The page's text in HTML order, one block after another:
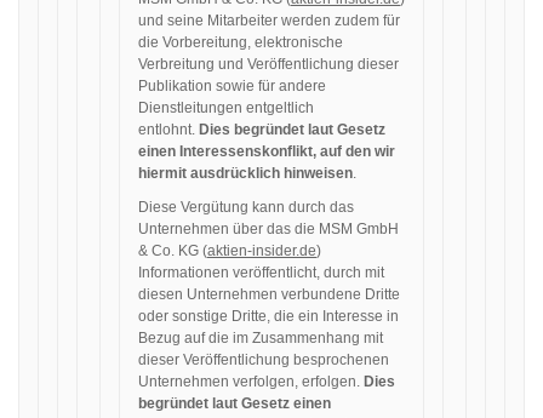
und seine Mitarbeiter werden zudem für
die Vorbereitung, elektronische
Verbreitung und Veröffentlichung dieser
Publikation sowie für andere
Dienstleitungen entgeltlich
entlohnt. Dies begründet laut Gesetz
einen Interessenskonflikt, auf den wir
hiermit ausdrücklich hinweisen.
Diese Vergütung kann durch das
Unternehmen über das die MSM GmbH
& Co. KG (aktien-insider.de)
Informationen veröffentlicht, durch mit
diesen Unternehmen verbundene Dritte
oder sonstige Dritte, die ein Interesse in
Bezug auf die im Zusammenhang mit
dieser Veröffentlichung besprochenen
Unternehmen verfolgen, erfolgen. Dies
begründet laut Gesetz einen